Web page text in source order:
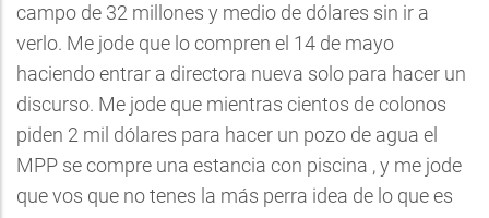
campo de 32 millones y medio de dólares sin ir a
verlo. Me jode que lo compren el 14 de mayo
haciendo entrar a directora nueva solo para hacer un
discurso. Me jode que mientras cientos de colonos
piden 2 mil dólares para hacer un pozo de agua el
MPP se compre una estancia con piscina , y me jode
que vos que no tenes la más perra idea de lo que es